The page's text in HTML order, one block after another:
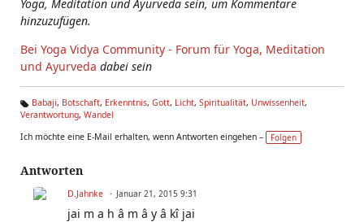
Yoga, Meditation und Ayurveda sein, um Kommentare
hinzuzufügen.
Bei Yoga Vidya Community - Forum für Yoga, Meditation
und Ayurveda dabei sein
Ta
s:
Babaji, Botschaft, Erkenntnis, Gott, Licht, Spiritualität, Unwissenheit,
Verantwortung, Wandel
Ich möchte eine E-Mail erhalten, wenn Antworten eingehen –
Folgen
Antworten
D.Jahnke Januar 21, 2015 9:31
jai m a h â m â y â kî jai